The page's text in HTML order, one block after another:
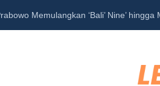
Memulangkan ‘Bali’ Nine’